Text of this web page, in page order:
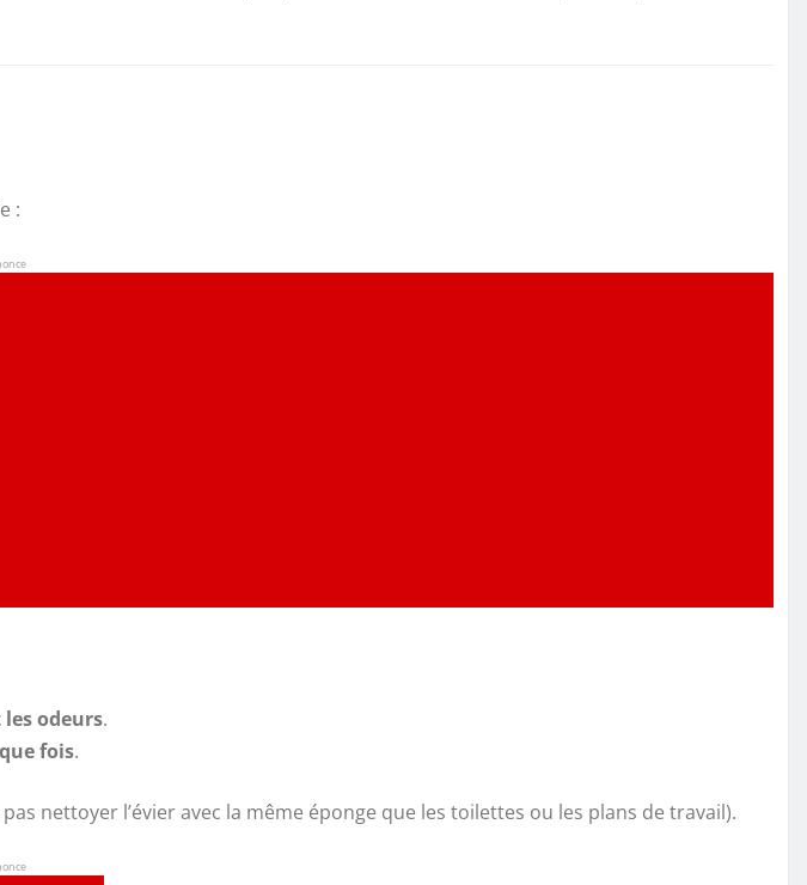
:
odeurs.
fois.
nettoyer l’évier avec la même éponge que les toilettes ou les plans de travail).